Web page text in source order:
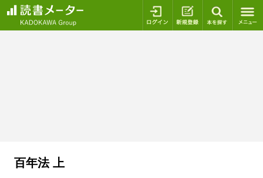
ログイン 新規登録
百年法 上